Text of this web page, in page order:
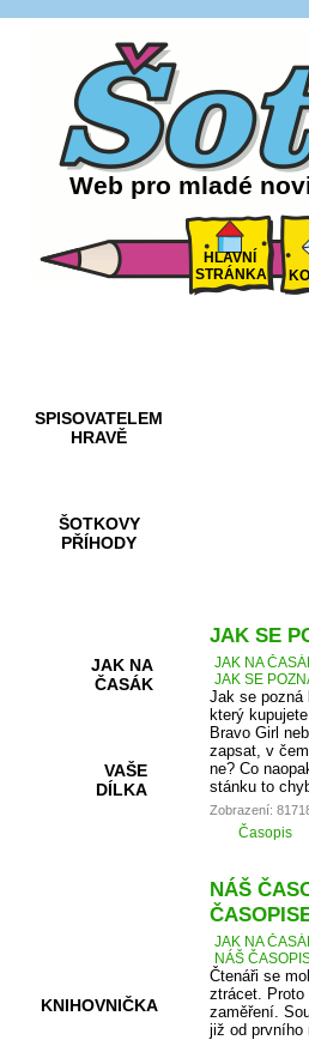
Web pro mladé
HLAVNÍ
STRÁNKA
SPISOVATELEM
HRAVĚ
ŠOTKOVY
PŘÍHODY
JAK NA
ČASÁK
VAŠE
DÍLKA
KNIHOVNIČKA
JAK SE
JAK NA
JAK SE
Jak se pozná
který
Bravo Girl
zapsat, v
ne? Co
stánku to
Zobrazení:
Časopis
NÁŠ
JAK NA
NÁŠ
Čtenáři se
ztrácet.
zaměření.
již od prvního